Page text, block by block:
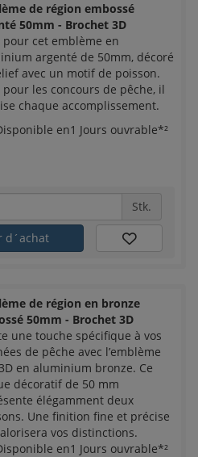
de région embossé
50mm - Brochet 3D
pour cet emblème en
argenté de 50mm, décoré
avec un motif de poisson.
pour les concours de pêche, il
chaque accomplissement.
en1 Jours ouvrable*²
Stk.
d´achat
de région en bronze
50mm - Brochet 3D
une touche spécifique à vos
de pêche avec l’emblème
en aluminium bronze. Ce
décoratif de 50 mm
élégamment deux
Une finition fine et précise
vos distinctions.
en1 Jours ouvrable*²